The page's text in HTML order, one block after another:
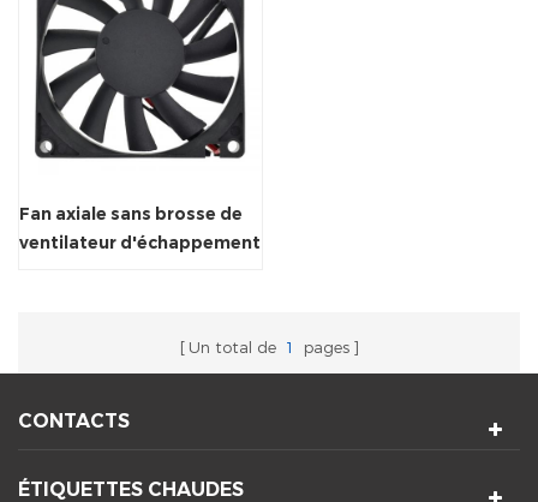
Fan axiale sans brosse de
ventilateur d'échappement
Un total de 1 pages
CONTACTS
ÉTIQUETTES CHAUDES